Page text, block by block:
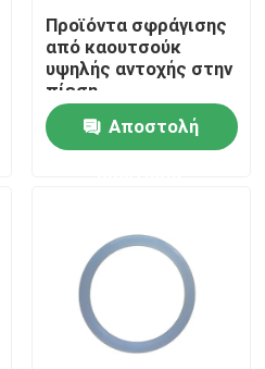
Προϊόντα σφράγισης
από καουτσούκ
υψηλής αντοχής στην
πίεση
Αποστολή